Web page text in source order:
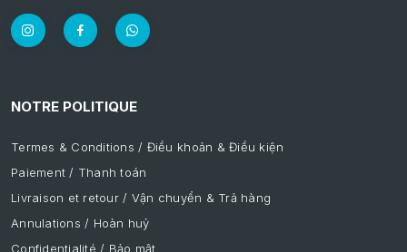
NOTRE POLITIQUE
Termes & Conditions / Điều khoản & Điều kiện
Paiement / Thanh toán
Livraison et retour / Vận chuyển & Trả hàng
Annulations / Hoàn huỷ
Confidentialité / Bảo mật